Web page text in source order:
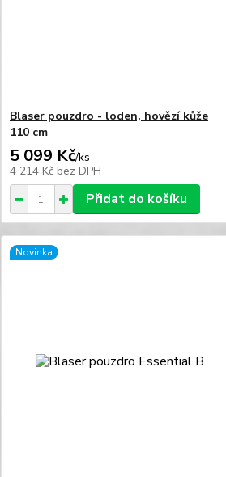
Blaser pouzdro - loden, hovězí kůže
110 cm
5 099 Kč/ks
4 214 Kč bez DPH
Přidat do košíku
Novinka